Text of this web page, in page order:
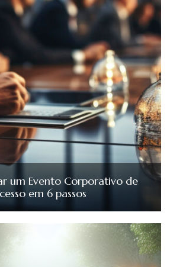
um Evento Corporativo de
em 6 passos